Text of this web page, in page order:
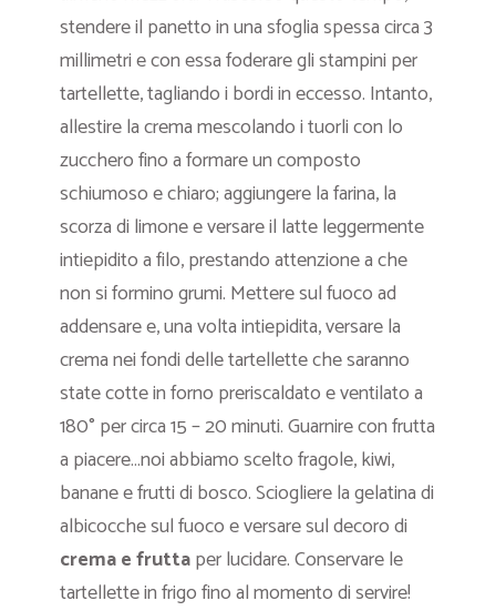
stendere il panetto in una sfoglia spessa circa 3
millimetri e con essa foderare gli stampini per
tartellette, tagliando i bordi in eccesso. Intanto,
allestire la crema mescolando i tuorli con lo
zucchero fino a formare un composto
schiumoso e chiaro; aggiungere la farina, la
scorza di limone e versare il latte leggermente
intiepidito a filo, prestando attenzione a che
non si formino grumi. Mettere sul fuoco ad
addensare e, una volta intiepidita, versare la
crema nei fondi delle tartellette che saranno
state cotte in forno preriscaldato e ventilato a
180° per circa 15 – 20 minuti. Guarnire con frutta
a piacere…noi abbiamo scelto fragole, kiwi,
banane e frutti di bosco. Sciogliere la gelatina di
albicocche sul fuoco e versare sul decoro di
crema e fruttaper lucidare. Conservare le
tartellette in frigo fino al momento di servire!